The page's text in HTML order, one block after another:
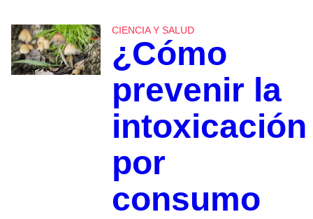
CIENCIA Y SALUD
¿Cómo
prevenir la
intoxicación
por
consumo